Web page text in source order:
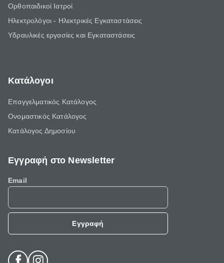
Ορθοπαιδικοί Ιατροί
Ηλεκτρολόγοι - Ηλεκτρικές Εγκαταστάσεις
Υδραυλικές εργασίες και Εγκαταστάσεις
Κατάλογοι
Επαγγελματικός Κατάλογος
Ονομαστικός Κατάλογος
Κατάλογος Δημοσίου
Εγγραφή στο Newsletter
Email
Εγγραφή